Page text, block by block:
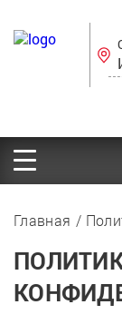
Главная